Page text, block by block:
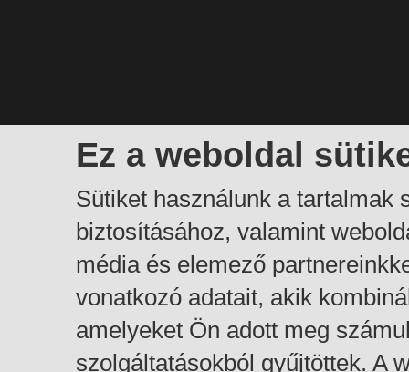
Ez a weboldal
Sütiket használunk a tartalmak
biztosításához, valamint
média és elemező
vonatkozó adatait, akik
amelyeket Ön adott meg
szolgáltatásokból gyűjtöttek. A